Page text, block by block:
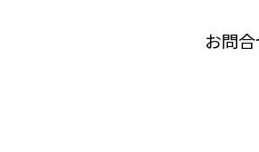
お問